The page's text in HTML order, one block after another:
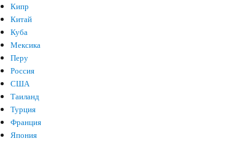
Кипр
Китай
Куба
Мексика
Перу
Россия
США
Таиланд
Турция
Франция
Япония